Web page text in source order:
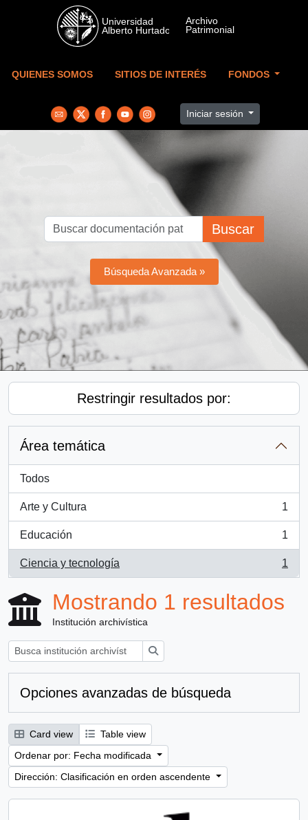
Skip to main content
QUIENES SOMOS SITIOS DE INTERÉS FONDOS
Iniciar sesión
Buscar
Búsqueda Avanzada »
Restringir resultados por:
Área temática
Todos
Arte y Cultura
, 1 resultados
1
Educación
, 1 resultados
1
Ciencia y tecnología
, 1 resultados
1
Mostrando 1 resultados
Institución archivística
Opciones avanzadas de búsqueda
Card view
Table view
Ordenar por: Fecha modificada
Dirección: Clasificación en orden ascendente